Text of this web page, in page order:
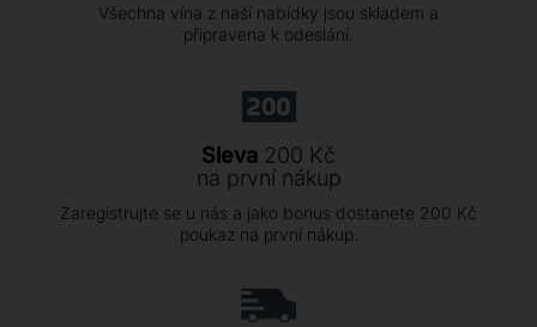
Všechna vína z naší nabídky jsou skladem a
připravena k odeslání.
Sleva 200 Kč
na první nákup
Zaregistrujte se u nás a jako bonus dostanete 200 Kč
poukaz na první nákup.